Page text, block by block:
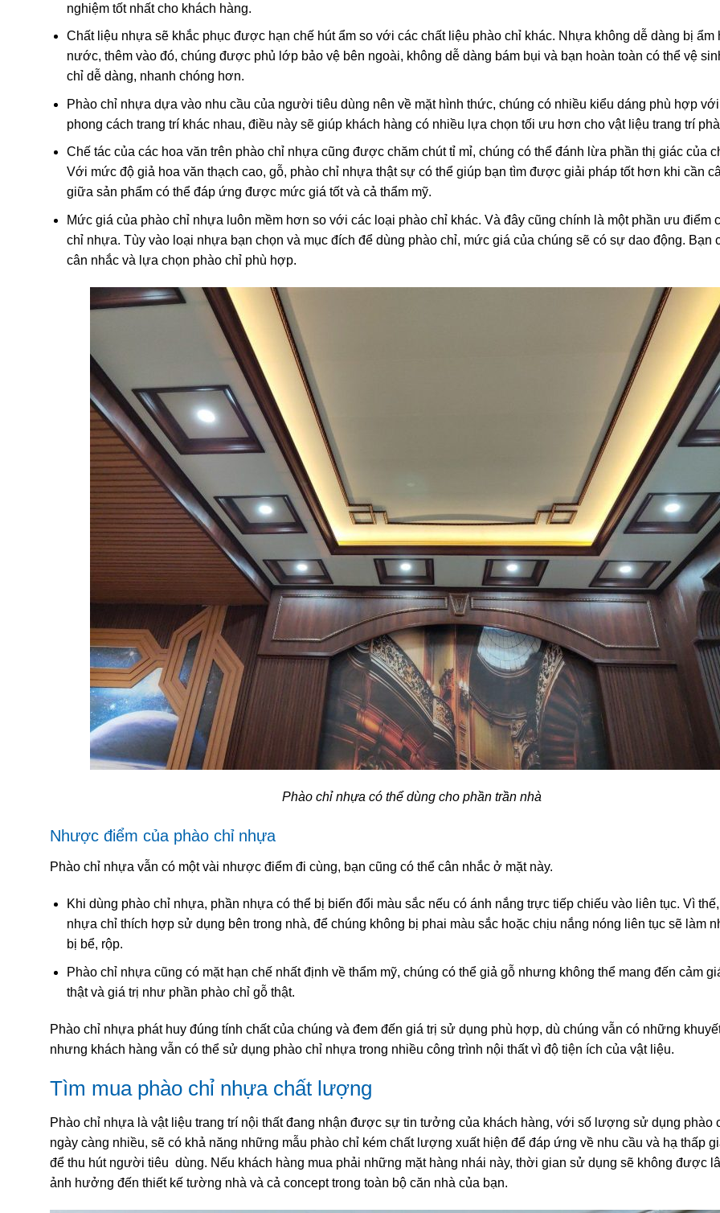
nghiệm tốt nhất cho khách hàng.
Chất liệu nhựa sẽ khắc phục được hạn chế hút ẩm so với các chất liệu phào chỉ khác. Nhựa không dễ dàng bị ẩm
nước, thêm vào đó, chúng được phủ lớp bảo vệ bên ngoài, không dễ dàng bám bụi và bạn hoàn toàn có thể vệ
chỉ dễ dàng, nhanh chóng hơn.
Phào chỉ nhựa dựa vào nhu cầu của người tiêu dùng nên về mặt hình thức, chúng có nhiều kiểu dáng phù hợp
phong cách trang trí khác nhau, điều này sẽ giúp khách hàng có nhiều lựa chọn tối ưu hơn cho vật liệu trang trí
Chế tác của các hoa văn trên phào chỉ nhựa cũng được chăm chút tỉ mỉ, chúng có thể đánh lừa phần thị giác của
Với mức độ giả hoa văn thạch cao, gỗ, phào chỉ nhựa thật sự có thể giúp bạn tìm được giải pháp tốt hơn khi cần
giữa sản phẩm có thể đáp ứng được mức giá tốt và cả thẩm mỹ.
Mức giá của phào chỉ nhựa luôn mềm hơn so với các loại phào chỉ khác. Và đây cũng chính là một phần ưu điểm
chỉ nhựa. Tùy vào loại nhựa bạn chọn và mục đích để dùng phào chỉ, mức giá của chúng sẽ có sự dao động. Bạn
cân nhắc và lựa chọn phào chỉ phù hợp.
Phào chỉ nhựa có thể dùng cho phần trần nhà
Nhược điểm của phào chỉ nhựa
Phào chỉ nhựa vẫn có một vài nhược điểm đi cùng, bạn cũng có thể cân nhắc ở mặt này.
Khi dùng phào chỉ nhựa, phần nhựa có thể bị biến đổi màu sắc nếu có ánh nắng trực tiếp chiếu vào liên tục. Vì
nhựa chỉ thích hợp sử dụng bên trong nhà, để chúng không bị phai màu sắc hoặc chịu nắng nóng liên tục sẽ làm
bị bể, rộp.
Phào chỉ nhựa cũng có mặt hạn chế nhất định về thẩm mỹ, chúng có thể giả gỗ nhưng không thể mang đến cảm
thật và giá trị như phần phào chỉ gỗ thật.
Phào chỉ nhựa phát huy đúng tính chất của chúng và đem đến giá trị sử dụng phù hợp, dù chúng vẫn có những
nhưng khách hàng vẫn có thể sử dụng phào chỉ nhựa trong nhiều công trình nội thất vì độ tiện ích của vật liệu.
Tìm mua phào chỉ nhựa chất lượng
Phào chỉ nhựa là vật liệu trang trí nội thất đang nhận được sự tin tưởng của khách hàng, với số lượng sử dụng phào
ngày càng nhiều, sẽ có khả năng những mẫu phào chỉ kém chất lượng xuất hiện để đáp ứng về nhu cầu và hạ thấp
để thu hút người tiêu dùng. Nếu khách hàng mua phải những mặt hàng nhái này, thời gian sử dụng sẽ không được
ảnh hưởng đến thiết kế tường nhà và cả concept trong toàn bộ căn nhà của bạn.